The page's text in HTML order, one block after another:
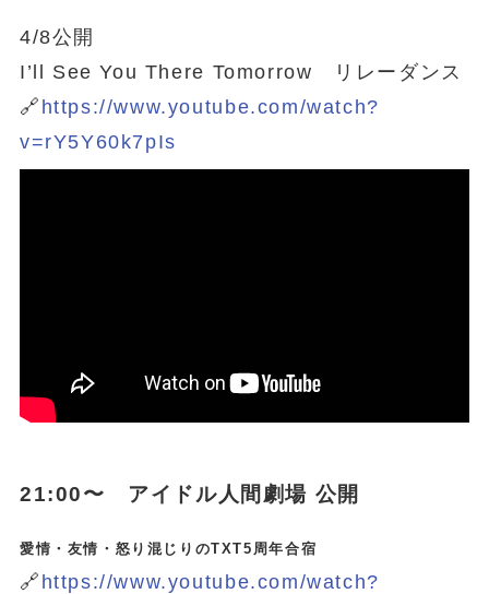
4/8公開
I’ll See You There Tomorrow リレーダンス
🔗 https://www.youtube.com/watch?
v=rY5Y60k7pIs
21:00〜 アイドル人間劇場 公開
愛情・友情・怒り混じりのTXT5周年合宿
🔗 https://www.youtube.com/watch?